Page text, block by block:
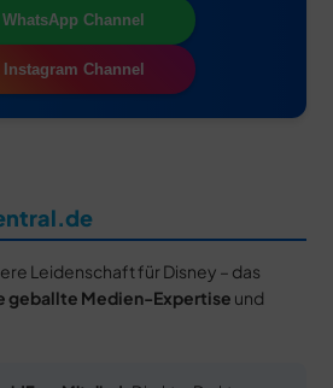
WhatsApp Channel
Instagram Channel
Leidenschaft für Disney – das
geballte Medien-Expertise und